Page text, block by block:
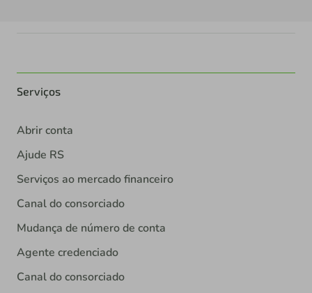
Serviços
Abrir conta
Ajude RS
Serviços ao mercado financeiro
Canal do consorciado
Mudança de número de conta
Agente credenciado
Canal do consorciado